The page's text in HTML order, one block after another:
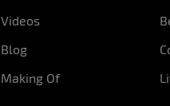
Videos
Blog
Making Of